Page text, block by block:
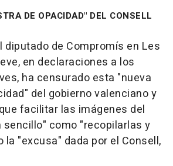
DE OPACIDAD" DEL CONSELL
diputado de Compromís en Les
en declaraciones a los
ha censurado esta "nueva
del gobierno valenciano y
facilitar las imágenes del
sencillo" como "recopilarlas y
la "excusa" dada por el Consell,